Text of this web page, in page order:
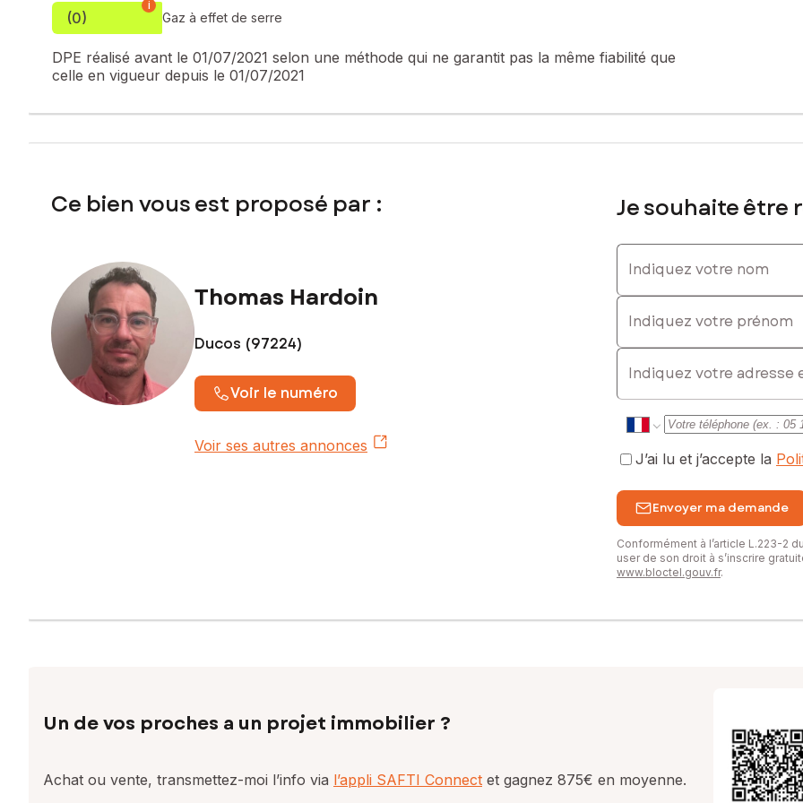
Honoraires charge vendeur
Contactez votre conseiller SAFTI : Thomas HARDOIN, Tél. : 0696770099, E-mail : thomas.hardoin@safti.fr - EI - Agent
910314079
(0) Gaz à effet de serre
i
DPE réalisé avant le 01/07/2021 selon une méthode qui ne garantit pas la même fiabilité que
celle en vigueur depuis le 01/07/2021
Ce bien vous est proposé par :
Thomas Hardoin
Ducos (97224)
Voir le numéro
Voir ses autres annonces
Je souhaite être
Indiquez votre nom
Indiquez votre prénom
E-mail
J’ai lu et j’accepte la
Envoyer ma demande
Conformément à l’article L.223-2
user de son droit à s’inscrire
www.bloctel.gouv.fr.
Un de vos proches a un projet immobilier ?
Achat ou vente, transmettez-moi l’info via l’appli SAFTI Connect et gagnez 875€ en moyenne.